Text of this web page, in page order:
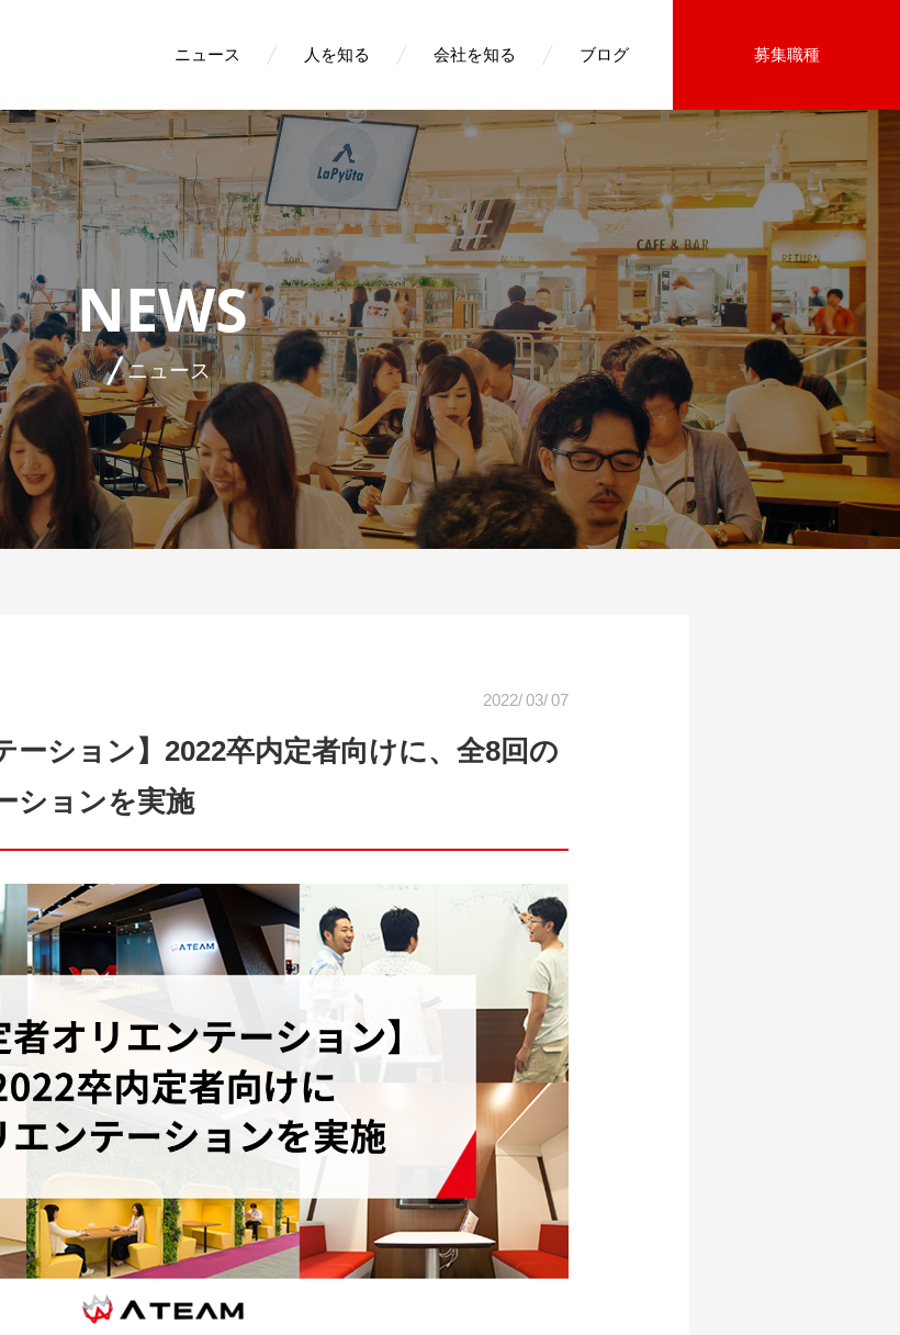
ニュース 人を知る 会社を知る ブログ 募集職種
NEWS
ニュース
2022/03/07
ーション】2022卒内定者向けに、全8回の
ションを実施